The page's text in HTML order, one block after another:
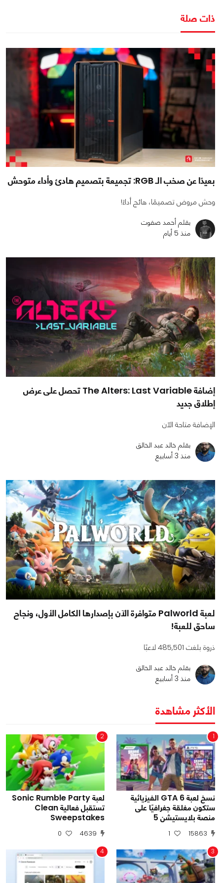
ذات صلة
بعيدًا عن صخب الـ RGB: تجميعة بتصميم هادئ وأداء متوحش
وحش مروض تصميمًا، هائج أداءً!
بقلم أحمد صفوت
منذ 5 أيام
إضافة The Alters: Last Variable تحصل على عرض
إطلاق جديد
الإضافة متاحة الآن
بقلم خالد عبد الخالق
منذ 3 أسابيع
لعبة Palworld متوافرة الآن بإصدارها الكامل الأول، ونجاح
ساحق للعبة!
ذروة بلغت 485,501 لاعبًا
بقلم خالد عبد الخالق
منذ 3 أسابيع
الأكثر مشاهدة
1
نسخ لعبة GTA 6 الفيزيائية
ستكون مغلقة جغرافيًا على
منصة بلايستيشن 5
15863
1
2
لعبة Sonic Rumble Party
تستقبل فعالية Clean
Sweepstakes
4639
0
3
4